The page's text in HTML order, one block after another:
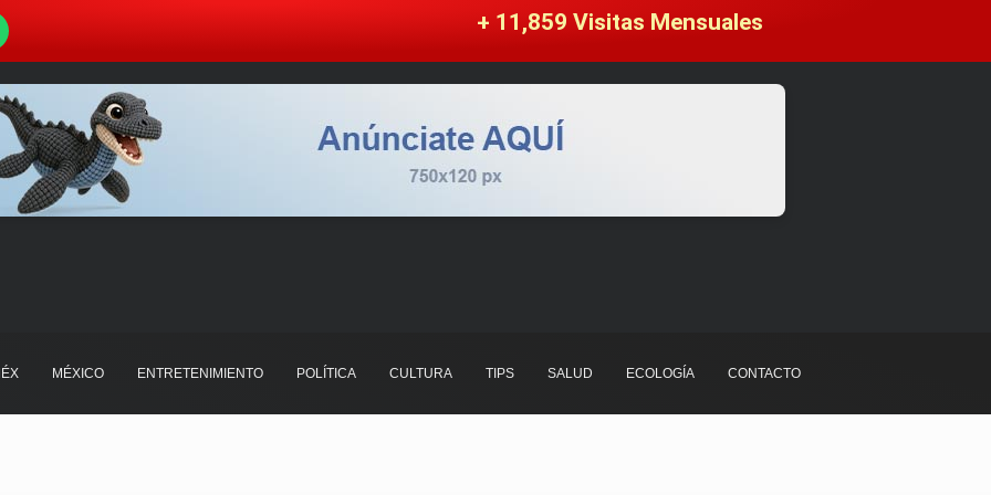
+ 11,859 Visitas Mensuales
MÉXICO ENTRETENIMIENTO POLÍTICA CULTURA TIPS SALUD ECOLOGÍA CONTACTO